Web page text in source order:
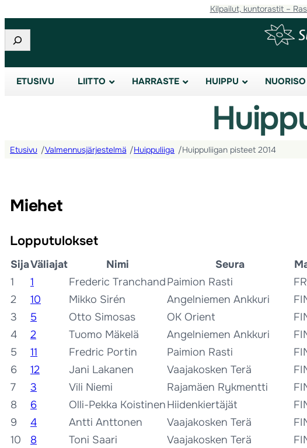
Kilpailut, kuntorastit –
Etsi
ETUSIVU LIITTO HARRASTE HUIPPU NUORISO
Etusivu /Valmennusjärjestelmä /Huippuliiga /Huippuliigan pisteet 2014
Miehet
Lopputulokset
SijaVäliajat Nimi Seura
1
1 Frederic TranchandPaimion Rasti
2
10 Mikko Sirén Angelniemen Ankkuri
3
5 Otto Simosas OK Orient
4
2 Tuomo Mäkelä Angelniemen Ankkuri
5
11 Fredric Portin Paimion Rasti
6
12 Jani Lakanen Vaajakosken Terä
7
3 Vili Niemi Rajamäen Rykmentti
8
6 Olli-Pekka KoistinenHiidenkiertäjät
9
4 Antti Anttonen Vaajakosken Terä
10
8 Toni Saari Vaajakosken Terä